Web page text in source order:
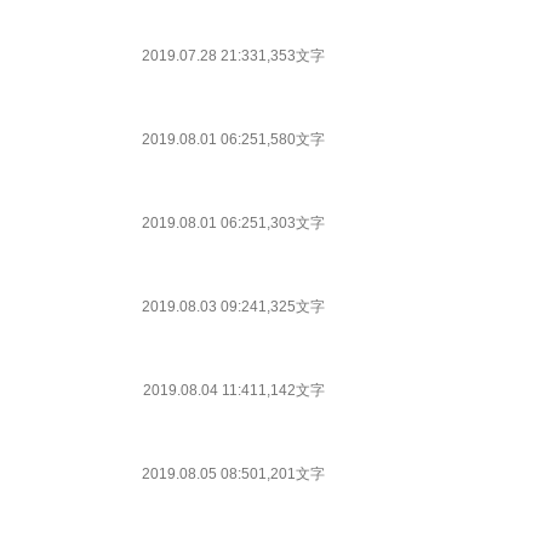
2019.07.28 21:331,353文字
2019.08.01 06:251,580文字
2019.08.01 06:251,303文字
2019.08.03 09:241,325文字
2019.08.04 11:411,142文字
2019.08.05 08:501,201文字